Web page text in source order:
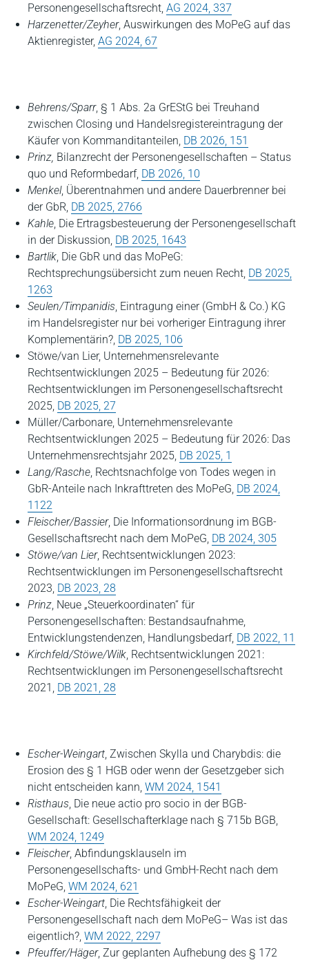
Personengesellschaftsrecht, AG 2024, 337
Harzenetter/Zeyher, Auswirkungen des MoPeG auf das
Aktienregister, AG 2024, 67
Behrens/Sparr, § 1 Abs. 2a GrEStG bei Treuhand
zwischen Closing und Handelsregistereintragung der
Käufer von Kommanditanteilen, DB 2026, 151
Prinz, Bilanzrecht der Personengesellschaften – Status
quo und Reformbedarf, DB 2026, 10
Menkel, Überentnahmen und andere Dauerbrenner bei
der GbR, DB 2025, 2766
Kahle, Die Ertragsbesteuerung der Personengesellschaft
in der Diskussion, DB 2025, 1643
Bartlik, Die GbR und das MoPeG:
Rechtsprechungsübersicht zum neuen Recht, DB 2025,
1263
Seulen/Timpanidis, Eintragung einer (GmbH & Co.) KG
im Handelsregister nur bei vorheriger Eintragung ihrer
Komplementärin?, DB 2025, 106
Stöwe/van Lier, Unternehmensrelevante
Rechtsentwicklungen 2025 – Bedeutung für 2026:
Rechtsentwicklungen im Personengesellschaftsrecht
2025, DB 2025, 27
Müller/Carbonare, Unternehmensrelevante
Rechtsentwicklungen 2025 – Bedeutung für 2026: Das
Unternehmensrechtsjahr 2025, DB 2025, 1
Lang/Rasche, Rechtsnachfolge von Todes wegen in
GbR-Anteile nach Inkrafttreten des MoPeG, DB 2024,
1122
Fleischer/Bassier, Die Informationsordnung im BGB-
Gesellschaftsrecht nach dem MoPeG, DB 2024, 305
Stöwe/van Lier, Rechtsentwicklungen 2023:
Rechtsentwicklungen im Personengesellschaftsrecht
2023, DB 2023, 28
Prinz, Neue „Steuerkoordinaten“ für
Personengesellschaften: Bestandsaufnahme,
Entwicklungstendenzen, Handlungsbedarf, DB 2022, 11
Kirchfeld/Stöwe/Wilk, Rechtsentwicklungen 2021:
Rechtsentwicklungen im Personengesellschaftsrecht
2021, DB 2021, 28
Escher-Weingart, Zwischen Skylla und Charybdis: die
Erosion des § 1 HGB oder wenn der Gesetzgeber sich
nicht entscheiden kann, WM 2024, 1541
Risthaus, Die neue actio pro socio in der BGB-
Gesellschaft: Gesellschafterklage nach § 715b BGB,
WM 2024, 1249
Fleischer, Abfindungsklauseln im
Personengesellschafts- und GmbH-Recht nach dem
MoPeG, WM 2024, 621
Escher-Weingart, Die Rechtsfähigkeit der
Personengesellschaft nach dem MoPeG– Was ist das
eigentlich?, WM 2022, 2297
Pfeuffer/Häger, Zur geplanten Aufhebung des § 172